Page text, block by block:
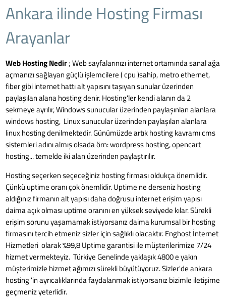
Ankara ilinde Hosting Firması
Arayanlar
Web Hosting Nedir;Web sayfalarınızı internet ortamında sanal ağa
açmanızı sağlayan güçlü işlemcilere ( cpu )sahip, metro ethernet,
fiber gibi internet hattı alt yapısını taşıyan sunular üzerinden
paylaşılan alana hosting denir. Hosting'ler kendi alanın da 2
sekmeye ayrılır, Windows sunucular üzerinden paylaşınlan alanlara
windows hosting, Linux sunucular üzerinden paylaşılan alanlara
linux hosting denilmektedir. Günümüzde artık hosting kavramı cms
sistemleri adını almış olsada örn: wordpress hosting, opencart
hosting... temelde iki alan üzerinden paylaştırılır.
Hosting seçerken seçeceğiniz hosting firması oldukça önemlidir.
Çünkü uptime oranı çok önemlidir. Uptime ne derseniz hosting
aldığınız firmanın alt yapısı daha doğrusu internet erişim yapısı
daima açık olması uptime oranını en yüksek seviyede kılar. Sürekli
erişim sorunu yaşamamak istiyorsanız daima kurumsal bir hosting
firmasını tercih etmeniz sizler için sağlıklı olacaktır. Enghost İnternet
Hizmetleri olarak %99,8 Uptime garantisi ile müşterilerimize 7/24
hizmet vermekteyiz. Türkiye Genelinde yaklaşık 4800 e yakın
müşterimizle hizmet ağımızı sürekli büyütüyoruz. Sizler'de ankara
hosting 'in ayrıcalıklarında faydalanmak istiyorsanız bizimle iletişime
geçmeniz yeterlidir.